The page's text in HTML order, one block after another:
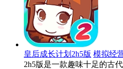
皇后成长计划2h5版 模拟经
2h5版是一款趣味十足的古